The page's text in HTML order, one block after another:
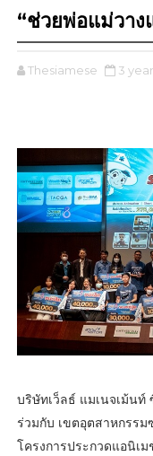
“ช่วยพ่อแม่วา
Thesiamese 3
บริษัทเว็ลธ์ แมเนจเม้น
ร่วมกับ เขตอุตสาหกรร
โครงการประกวดแอนิเ